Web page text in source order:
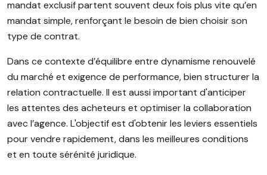
mandat exclusif partent souvent deux fois plus vite qu’en
mandat simple, renforçant le besoin de bien choisir son
type de contrat.
Dans ce contexte d’équilibre entre dynamisme renouvelé
du marché et exigence de performance, bien structurer la
relation contractuelle. Il est aussi important d'anticiper
les attentes des acheteurs et optimiser la collaboration
avec l’agence. L'objectif est d'obtenir les leviers essentiels
pour vendre rapidement, dans les meilleures conditions
et en toute sérénité juridique.